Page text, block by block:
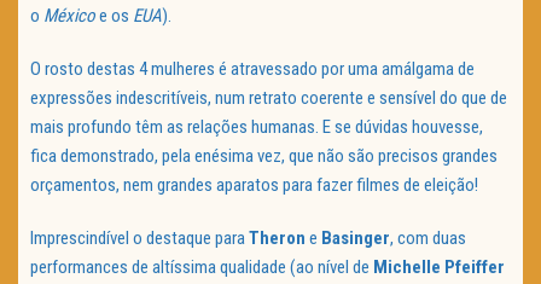
o Méxicoe os EUA).
O rosto destas 4 mulheres é atravessado por uma amálgama de
expressões indescritíveis, num retrato coerente e sensível do que de
mais profundo têm as relações humanas. E se dúvidas houvesse,
fica demonstrado, pela enésima vez, que não são precisos grandes
orçamentos, nem grandes aparatos para fazer filmes de eleição!
Imprescindível o destaque paraTheron e Basinger, com duas
performances de altíssima qualidade (ao nível de Michelle Pfeiffer